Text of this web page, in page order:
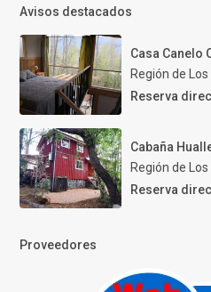
Avisos destacados
Casa Canelo
Región de
Reserva
Cabaña
Región de
Reserva
Proveedores